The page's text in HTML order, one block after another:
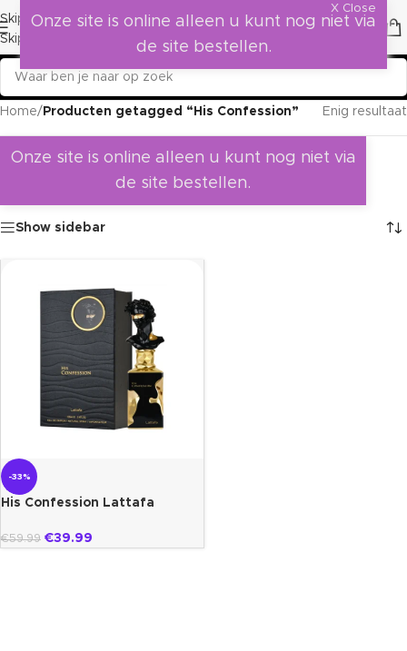
Skip to navigation
Skip to main content
Home/ Producten getagged “His Confession” Enig resultaat
Onze site is online alleen u kunt nog niet via
de site bestellen.
Show sidebar
-33%
His Confession Lattafa
€59.99 €39.99
X Close
Onze site is online alleen u kunt nog niet via
de site bestellen.